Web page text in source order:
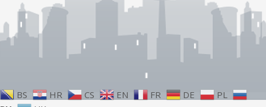
BS HR CS EN FR DE
PL